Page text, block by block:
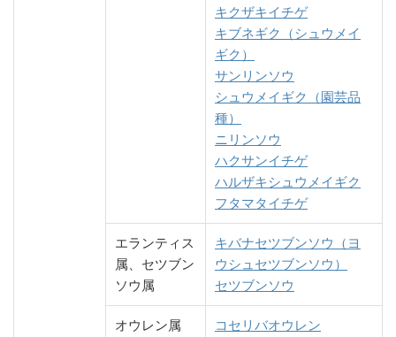
キクザキイチゲ
キブネギク（シュウメイ
ギク）
サンリンソウ
シュウメイギク（園芸品
種）
ニリンソウ
ハクサンイチゲ
ハルザキシュウメイギク
フタマタイチゲ
エランティス
属、セツブン
ソウ属
キバナセツブンソウ（ヨ
ウシュセツブンソウ）
セツブンソウ
オウレン属
コセリバオウレン